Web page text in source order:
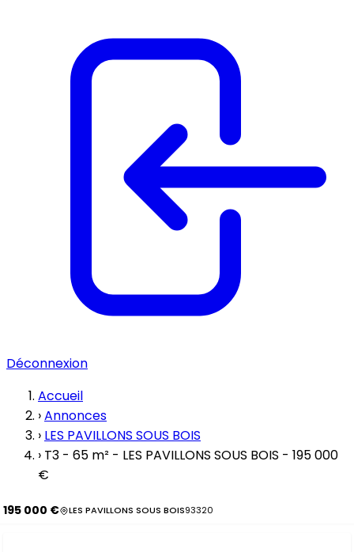
Déconnexion
Accueil
›Annonces
› LES PAVILLONS SOUS BOIS
› T3 - 65 m² - LES PAVILLONS SOUS BOIS - 195 000
€
195 000 € LES PAVILLONS SOUS BOIS93320